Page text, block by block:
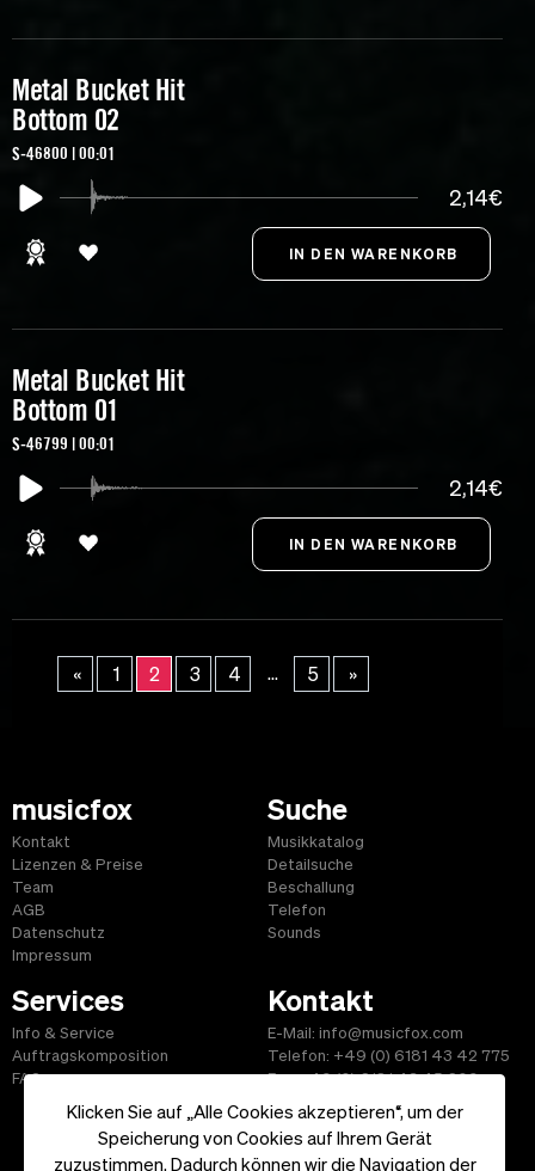
Klicken Sie auf „Alle Cookies akzeptieren“, um der
Speicherung von Cookies auf Ihrem Gerät
zuzustimmen. Dadurch können wir die Navigation der
Metal Bucket Hit
Bottom 02
S-46800 | 00:01
2,14€
Metal Bucket Hit
Bottom 01
S-46799 | 00:01
2,14€
« 1 2 3 4 ... 5 »
musicfox
Kontakt
Lizenzen & Preise
Team
AGB
Datenschutz
Impressum
Suche
Musikkatalog
Detailsuche
Beschallung
Telefon
Sounds
Services
Info & Service
Auftragskomposition
FAQ
Kontakt
E-Mail: info@musicfox.com
Telefon: +49 (0) 6181 43 42 775
Fax: +49 (0) 6181 43 45 609